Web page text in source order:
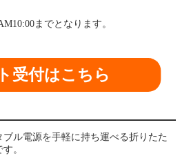
までとなります。
受付はこちら
ブル電源を手軽に持ち運べる折りたた
。